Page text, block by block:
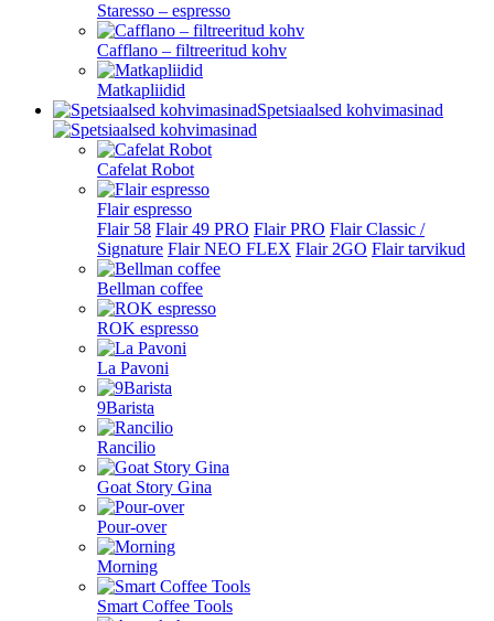
Staresso – espresso
Cafflano – filtreeritud kohv
Matkapliidid
Spetsiaalsed kohvimasinad
Cafelat Robot
Flair espresso
Flair 58 Flair 49 PRO Flair PRO Flair Classic /
Signature Flair NEO FLEX Flair 2GO Flair tarvikud
Bellman coffee
ROK espresso
La Pavoni
9Barista
Rancilio
Goat Story Gina
Pour-over
Morning
Smart Coffee Tools